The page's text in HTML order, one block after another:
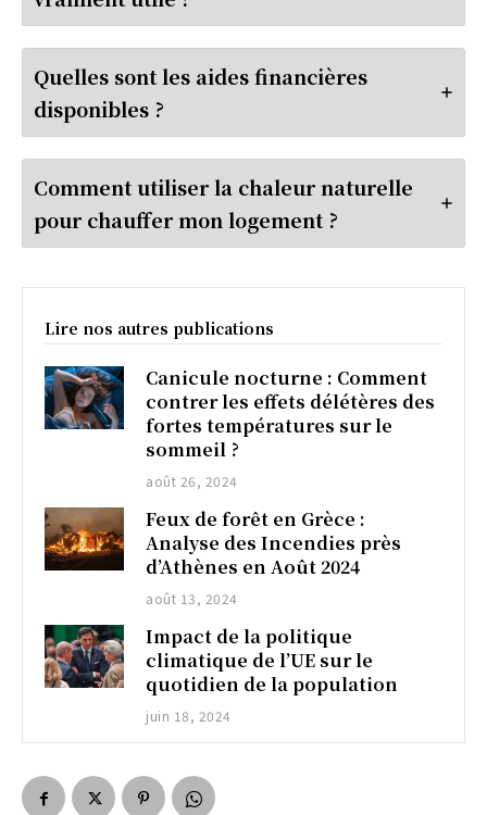
Quelles sont les aides financières
disponibles ?
Comment utiliser la chaleur naturelle
pour chauffer mon logement ?
Lire nos autres publications
Canicule nocturne : Comment
contrer les effets délétères des
fortes températures sur le
sommeil ?
août 26, 2024
Feux de forêt en Grèce :
Analyse des Incendies près
d’Athènes en Août 2024
août 13, 2024
Impact de la politique
climatique de l’UE sur le
quotidien de la population
juin 18, 2024